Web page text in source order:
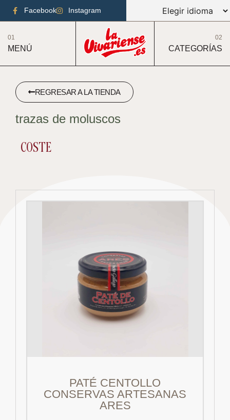
Facebook Instagram
01
MENÚ
02
CATEGORÍAS
REGRESAR A LA TIENDA
trazas de moluscos
COSTE
PATÉ CENTOLLO
CONSERVAS ARTESANAS
ARES